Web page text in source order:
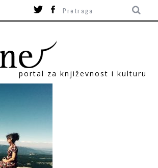
portal za književnost i kulturu